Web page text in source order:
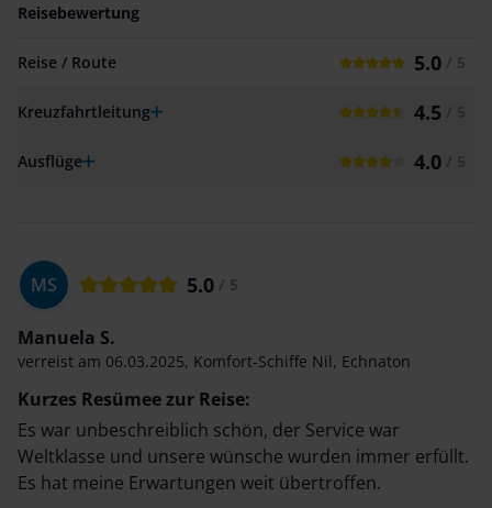
Reisebewertung
Reise / Route 5.0 / 5
Kreuzfahrtleitung 4.5
Ausflüge 4.0
MS 5.0 / 5
Manuela S.
verreist am 06.03.2025, Komfort-Schiffe Nil, Echnaton
Kurzes Resümee zur Reise:
Es war unbeschreiblich schön, der Service war
Weltklasse und unsere wünsche wurden immer erfüllt.
Es hat meine Erwartungen weit übertroffen.